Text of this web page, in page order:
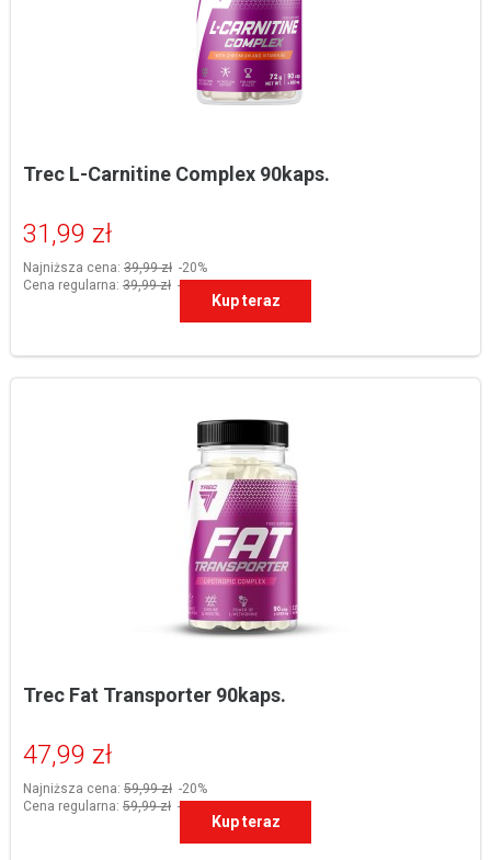
Trec L-Carnitine Complex 90kaps.
31,99 zł
Najniższa cena: 39,99 zł -20%
Cena regularna: 39,99 zł -20%
Kup teraz
Trec Fat Transporter 90kaps.
47,99 zł
Najniższa cena: 59,99 zł -20%
Cena regularna: 59,99 zł -20%
Kup teraz